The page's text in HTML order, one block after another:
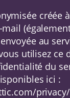
créée
au
utilisez ce
du
ici :